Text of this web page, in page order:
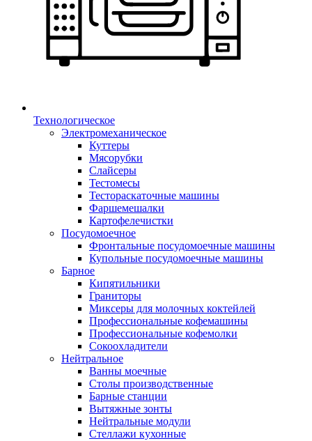
Технологическое
Электромеханическое
Куттеры
Мясорубки
Слайсеры
Тестомесы
Тестораскаточные машины
Фаршемешалки
Картофелечистки
Посудомоечное
Фронтальные посудомоечные машины
Купольные посудомоечные машины
Барное
Кипятильники
Граниторы
Миксеры для молочных коктейлей
Профессиональные кофемашины
Профессиональные кофемолки
Сокоохладители
Нейтральное
Ванны моечные
Столы производственные
Барные станции
Вытяжные зонты
Нейтральные модули
Стеллажи кухонные